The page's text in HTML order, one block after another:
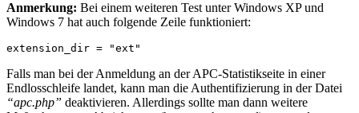
Anmerkung: Bei einem weiteren Test unter Windows XP und
Windows 7 hat auch folgende Zeile funktioniert:
extension_dir = "ext"
Falls man bei der Anmeldung an der APC-Statistikseite in einer
Endlosschleife landet, kann man die Authentifizierung in der Datei
“apc.php” deaktivieren. Allerdings sollte man dann weitere